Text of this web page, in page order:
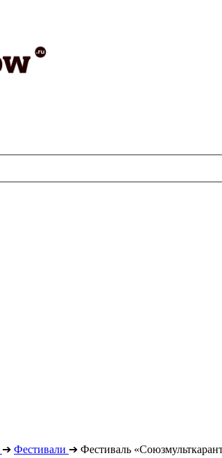
➔ Фестивали ➔ Фестиваль